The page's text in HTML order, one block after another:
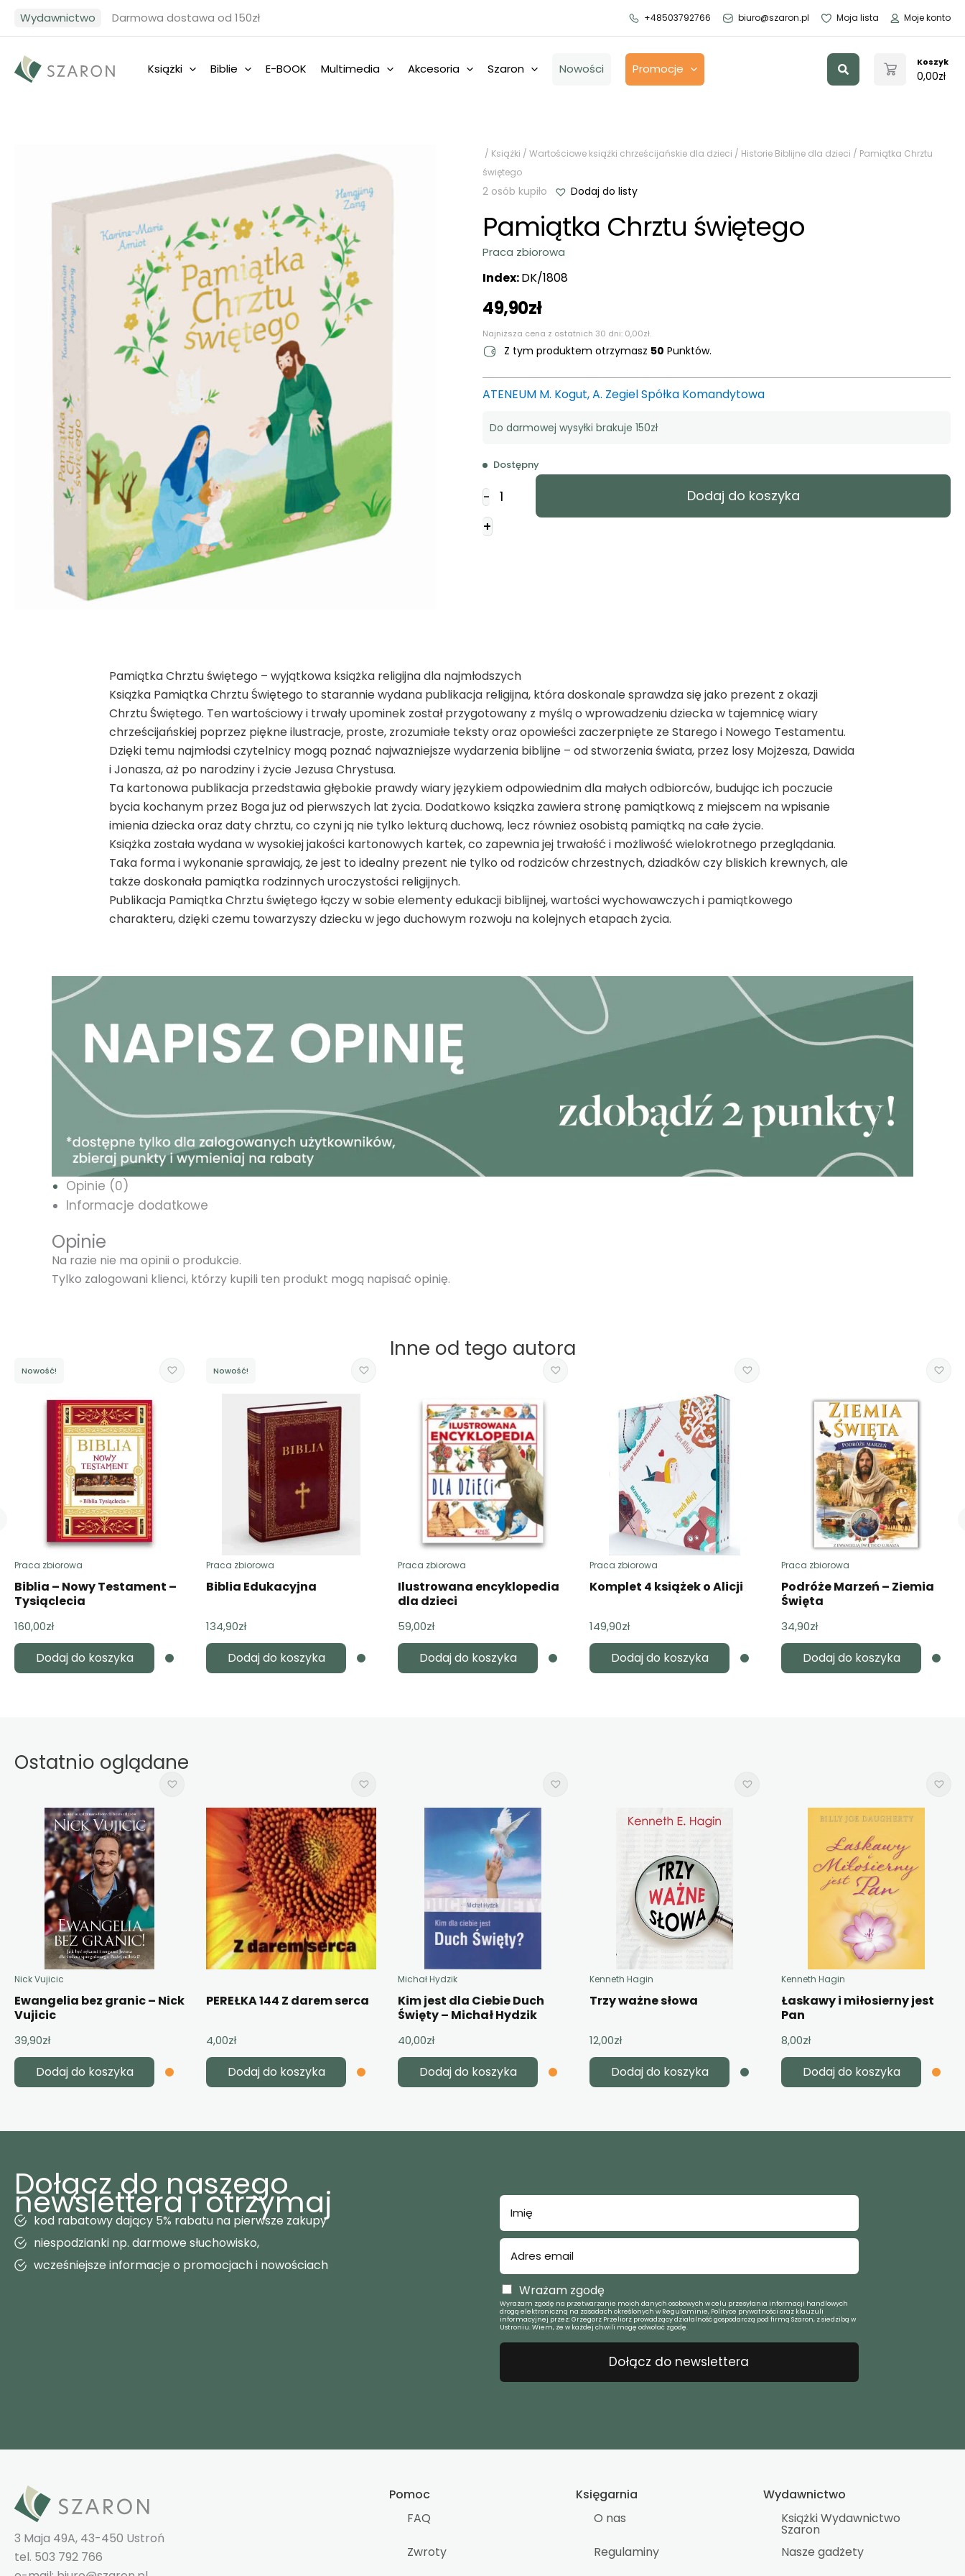
Wydawnictwo Darmowa dostawa od 150zł +48503792766 biuro@szaron.pl Moja lista Moje konto
Książki Biblie E-BOOK Multimedia Akcesoria Szaron Nowości Promocje Szukaj Koszyk
0,00zł
/ Książki / Wartościowe książki chrześcijańskie dla dzieci / Historie Biblijne dla dzieci / Pamiątka Chrztu
świętego
2 osób kupiło Dodaj do listy
Pamiątka Chrztu świętego
Praca zbiorowa
Index:DK/1808
49,90zł
Najniższa cena z ostatnich 30 dni: 0,00zł.
Z tym produktem otrzymasz 50 Punktów.
ATENEUM M. Kogut, A. Zegiel Spółka Komandytowa
Do darmowej wysyłki brakuje 150zł
Dostępny
- Pamiątka
Chrztu
świętego
+
Dodaj do koszyka
Pamiątka Chrztu świętego – wyjątkowa książka religijna dla najmłodszych
Książka Pamiątka Chrztu Świętego to starannie wydana publikacja religijna, która doskonale sprawdza się jako prezent z okazji
Chrztu Świętego. Ten wartościowy i trwały upominek został przygotowany z myślą o wprowadzeniu dziecka w tajemnicę wiary
chrześcijańskiej poprzez piękne ilustracje, proste, zrozumiałe teksty oraz opowieści zaczerpnięte ze Starego i Nowego Testamentu.
Dzięki temu najmłodsi czytelnicy mogą poznać najważniejsze wydarzenia biblijne – od stworzenia świata, przez losy Mojżesza, Dawida
i Jonasza, aż po narodziny i życie Jezusa Chrystusa.
Ta kartonowa publikacja przedstawia głębokie prawdy wiary językiem odpowiednim dla małych odbiorców, budując ich poczucie
bycia kochanym przez Boga już od pierwszych lat życia. Dodatkowo książka zawiera stronę pamiątkową z miejscem na wpisanie
imienia dziecka oraz daty chrztu, co czyni ją nie tylko lekturą duchową, lecz również osobistą pamiątką na całe życie.
Książka została wydana w wysokiej jakości kartonowych kartek, co zapewnia jej trwałość i możliwość wielokrotnego przeglądania.
Taka forma i wykonanie sprawiają, że jest to idealny prezent nie tylko od rodziców chrzestnych, dziadków czy bliskich krewnych, ale
także doskonała pamiątka rodzinnych uroczystości religijnych.
Publikacja Pamiątka Chrztu świętego łączy w sobie elementy edukacji biblijnej, wartości wychowawczych i pamiątkowego
charakteru, dzięki czemu towarzyszy dziecku w jego duchowym rozwoju na kolejnych etapach życia.
Opinie (0)
Informacje dodatkowe
Opinie
Na razie nie ma opinii o produkcie.
Tylko zalogowani klienci, którzy kupili ten produkt mogą napisać opinię.
Inne od tego autora
Nowość!
Praca zbiorowa
Biblia – Nowy Testament –
Tysiąclecia
160,00zł
Dodaj do koszyka
Nowość!
Praca zbiorowa
Biblia Edukacyjna
134,90zł
Dodaj do koszyka
Praca zbiorowa
Ilustrowana encyklopedia
dla dzieci
59,00zł
Dodaj do koszyka
Praca zbiorowa
Komplet 4 książek o Alicji
149,90zł
Dodaj do koszyka
Praca zbiorowa
Podróże Marzeń – Ziemia
Święta
34,90zł
Dodaj do koszyka
Ostatnio oglądane
Nick Vujicic
Ewangelia bez granic – Nick
Vujicic
39,90zł
Dodaj do koszyka
PEREŁKA 144 Z darem serca
4,00zł
Dodaj do koszyka
Michał Hydzik
Kim jest dla Ciebie Duch
Święty – Michał Hydzik
40,00zł
Dodaj do koszyka
Kenneth Hagin
Trzy ważne słowa
12,00zł
Dodaj do koszyka
Kenneth Hagin
Łaskawy i miłosierny jest
Pan
8,00zł
Dodaj do koszyka
Dołącz do naszego
newslettera i otrzymaj
kod rabatowy dający 5% rabatu na pierwsze zakupy
niespodzianki np. darmowe słuchowisko,
wcześniejsze informacje o promocjach i nowościach
Wrażam zgodę
Wyrażam zgodę na przetwarzanie moich danych osobowych w celu przesyłania informacji handlowych
drogą elektroniczną na zasadach określonych w Regulaminie, Polityce prywatności oraz klauzuli
informacyjnej przez: Grzegorz Przeliorz prowadzący działalność gospodarczą pod firmą Szaron, z siedzibą w
Ustroniu. Wiem, że w każdej chwili mogę odwołać zgodę.
Dołącz do newslettera
3 Maja 49A, 43-450 Ustroń
tel. 503 792 766
Pomoc
FAQ
Zwroty
Księgarnia
O nas
Regulaminy
Wydawnictwo
Książki Wydawnictwo
Szaron
Nasze gadżety